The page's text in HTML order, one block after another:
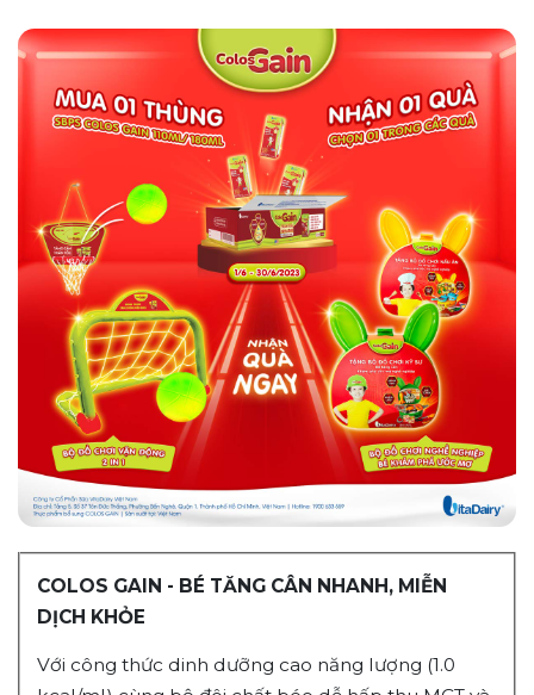
COLOS GAIN - BÉ TĂNG CÂN NHANH, MIỄN
DỊCH KHỎE
Với công thức dinh dưỡng cao năng lượng (1.0